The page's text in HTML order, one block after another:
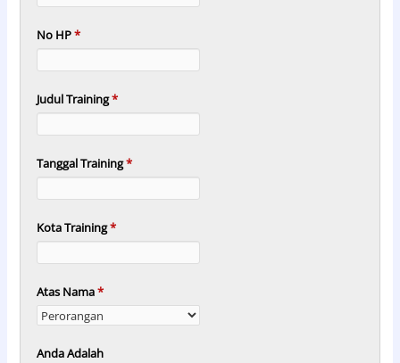
No HP*
Judul Training*
Tanggal Training*
Kota Training*
Atas Nama*
Anda Adalah